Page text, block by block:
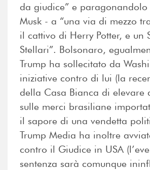
da giudice” e
Musk - a “una via di mezzo
il cattivo di Herry Potter, e un
Stellari”. Bolsonaro,
Trump ha sollecitato da
iniziative contro di lui (la
della Casa Bianca di elevare
sulle merci brasiliane
il sapore di una vendetta
Trump Media ha inoltre
contro il Giudice in USA
sentenza sarà comunque